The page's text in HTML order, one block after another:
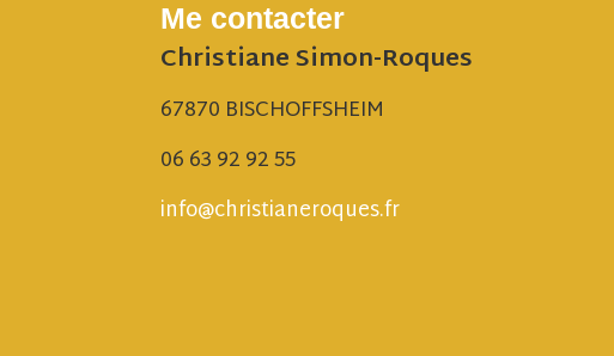
Me contacter
Christiane Simon-Roques
67870 BISCHOFFSHEIM
06 63 92 92 55
info@christianeroques.fr